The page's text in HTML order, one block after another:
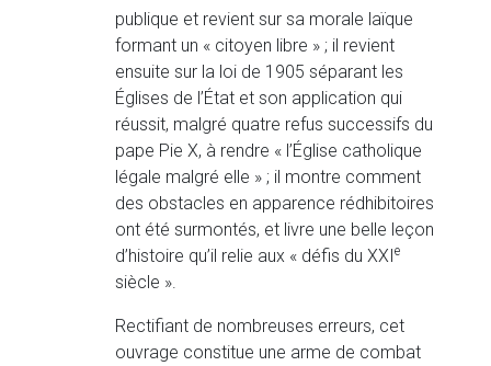
publique et revient sur sa morale laïque
formant un « citoyen libre » ; il revient
ensuite sur la loi de 1905 séparant les
Églises de l’État et son application qui
réussit, malgré quatre refus successifs du
pape Pie X, à rendre « l’Église catholique
légale malgré elle » ; il montre comment
des obstacles en apparence rédhibitoires
ont été surmontés, et livre une belle leçon
d’histoire qu’il relie aux « défis du XXIe
siècle ».
Rectifiant de nombreuses erreurs, cet
ouvrage constitue une arme de combat